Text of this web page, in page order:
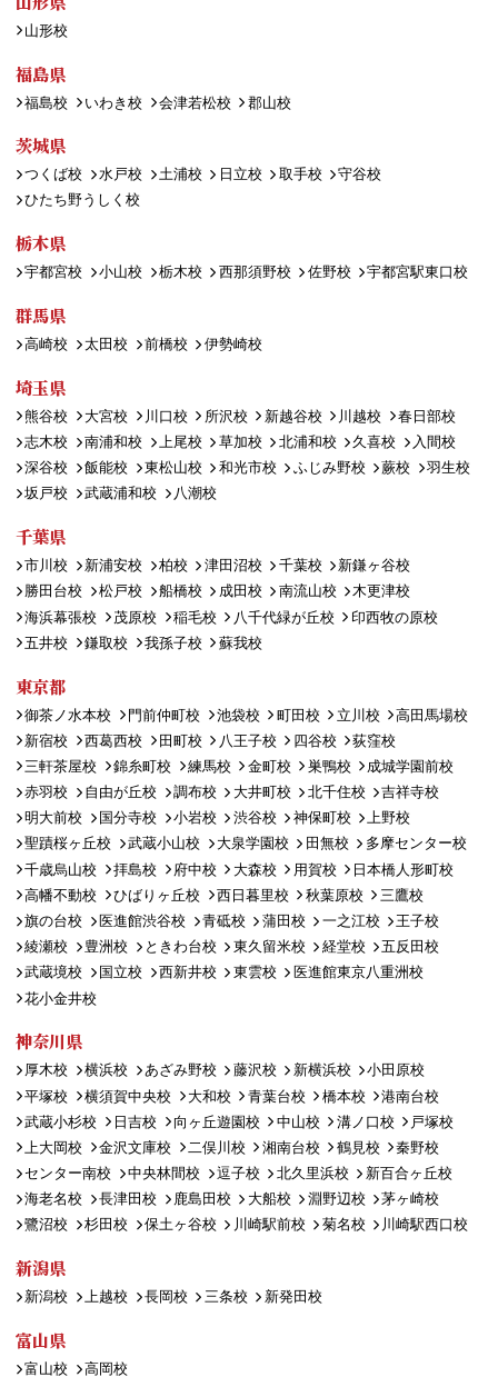
山形校
福島県
福島校 いわき校 会津若松校 郡山校
茨城県
つくば校 水戸校 土浦校 日立校 取手校
守谷校
ひたち野うしく校
栃木県
宇都宮校 小山校 栃木校 西那須野校 佐野校 宇都宮駅東口校
群馬県
高崎校 太田校 前橋校 伊勢崎校
埼玉県
熊谷校 大宮校 川口校 所沢校 新越谷校 川越校
春日部校
志木校
南浦和校 上尾校 草加校 北浦和校 久喜校
入間校
深谷校
飯能校 東松山校 和光市校 ふじみ野校 蕨校
羽生校
坂戸校
武蔵浦和校 八潮校
千葉県
市川校 新浦安校 柏校 津田沼校 千葉校
新鎌ヶ谷校
勝田台校
松戸校 船橋校 成田校 南流山校
木更津校
海浜幕張校
茂原校 稲毛校 八千代緑が丘校
印西牧の原校
五井校
鎌取校 我孫子校 蘇我校
東京都
御茶ノ水本校 門前仲町校 池袋校 町田校 立川校
高田馬場校
新宿校
西葛西校 田町校 八王子校 四谷校
荻窪校
三軒茶屋校
錦糸町校 練馬校 金町校 巣鴨校
成城学園前校
赤羽校
自由が丘校 調布校 大井町校 北千住校
吉祥寺校
明大前校
国分寺校 小岩校 渋谷校 神保町校
上野校
聖蹟桜ヶ丘校
武蔵小山校 大泉学園校 田無校
多摩センター校
千歳烏山校
拝島校 府中校 大森校 用賀校
日本橋人形町校
高幡不動校
ひばりヶ丘校 西日暮里校 秋葉原校
三鷹校
旗の台校
医進館渋谷校 青砥校 蒲田校 一之江校
王子校
綾瀬校
豊洲校 ときわ台校 東久留米校 経堂校
五反田校
武蔵境校
国立校 西新井校 東雲校
医進館東京八重洲校
花小金井校
神奈川県
厚木校 横浜校 あざみ野校 藤沢校 新横浜校
小田原校
平塚校
横須賀中央校 大和校 青葉台校 橋本校
港南台校
武蔵小杉校
日吉校 向ヶ丘遊園校 中山校 溝ノ口校
戸塚校
上大岡校
金沢文庫校 二俣川校 湘南台校 鶴見校
秦野校
センター南校
中央林間校 逗子校 北久里浜校
新百合ヶ丘校
海老名校
長津田校 鹿島田校 大船校 淵野辺校
茅ヶ崎校
鷺沼校
杉田校 保土ヶ谷校 川崎駅前校 菊名校 川崎駅西口校
新潟県
新潟校 上越校 長岡校 三条校 新発田校
富山県
富山校 高岡校